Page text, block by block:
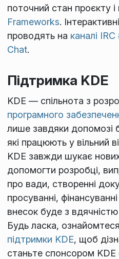
поточний стан проєкту
Frameworks.
проводять на каналі
Chat.
Підтримка KDE
KDE — спільнота з
програмного
лише завдяки допомозі
які працюють у вільний
KDE завжди шукає
допомогти розробці,
про вади, створенні
просуванні,
внесок буде з
Будь ласка, ознайомтеся
підтримки KDE, щоб
станьте спонсором